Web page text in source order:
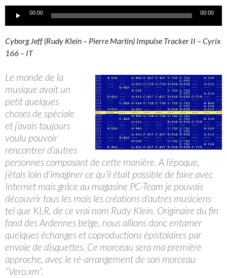
Lecteur00:00 00:00
Cyborg Jeff (Rudy Klein – Pierre Martin) Impulse Tracker II – Cyrix
166 – IT
Le monde de la
musique avait un
petit quelques
choses de spéciale
et j’avais toujours
voulu pouvoir
rencontrer d’autres
personnes composant de cette manière. A l’époque,
j’étais loin d’imaginer ce qu’il était possible de faire avec
Internet mais grâce au magasine PC-Team je pouvais
découvrir tous les mois les créations d’autres musiciens
tel que KLR, de ce vrai nom Rudy Klein. Originaire du fin
fond des Ardennes belge, nous allions donc entamer
quelques échanges et coproductions épistolaires par
envoie de disquettes. Ce morceau sera ma première
approche, avec le ré-arrangement de son morceau
“Vero.xm”.